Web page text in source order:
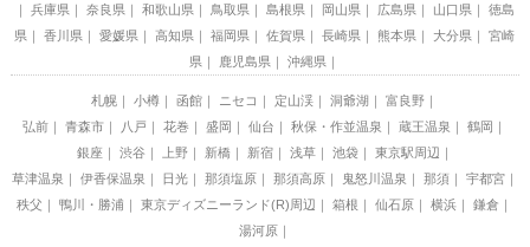
兵庫県
奈良県 和歌山県 鳥取県 島根県 岡山県 広島県 山口県
徳島
県
香川県 愛媛県 高知県 福岡県 佐賀県 長崎県 熊本県 大分県
宮崎
県
鹿児島県 沖縄県
札幌 小樽 函館 ニセコ 定山渓 洞爺湖
富良野
弘前
青森市 八戸 花巻 盛岡 仙台 秋保・作並温泉 蔵王温泉
鶴岡
銀座
渋谷 上野 新橋 新宿 浅草 池袋
東京駅周辺
草津温泉
伊香保温泉 日光 那須塩原 那須高原 鬼怒川温泉 那須
宇都宮
秩父
鴨川・勝浦 東京ディズニーランド(R)周辺 箱根 仙石原 横浜
鎌倉
湯河原